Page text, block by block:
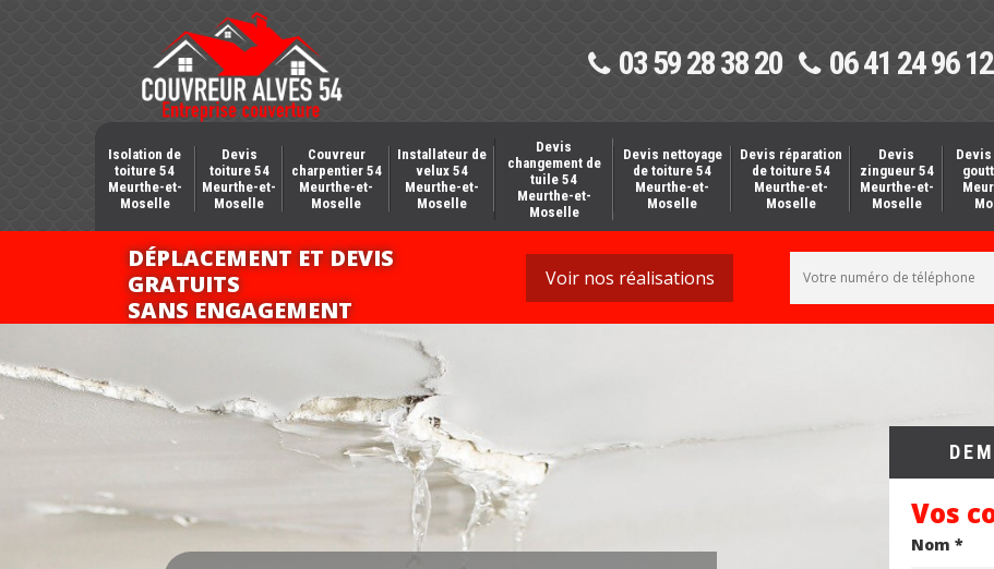
03 59 28 38 20 06 41 24 96 12
Isolation de
toiture 54
Meurthe-et-
Moselle
Devis
toiture 54
Meurthe-et-
Moselle
Couvreur
charpentier 54
Meurthe-et-
Moselle
Installateur de
velux 54
Meurthe-et-
Moselle
Devis
changement de
tuile 54
Meurthe-et-
Moselle
Devis nettoyage
de toiture 54
Meurthe-et-
Moselle
Devis réparation
de toiture 54
Meurthe-et-
Moselle
Devis
zingueur 54
Meurthe-et-
Moselle
DÉPLACEMENT ET DEVIS
GRATUITS
SANS ENGAGEMENT
Voir nos réalisations
Vos
Nom *